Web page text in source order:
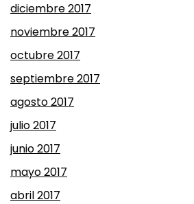
diciembre 2017
noviembre 2017
octubre 2017
septiembre 2017
agosto 2017
julio 2017
junio 2017
mayo 2017
abril 2017